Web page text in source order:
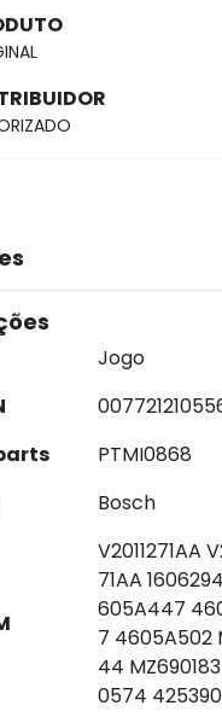
Jogo
PTMI0868
Bosch
V2011271AA
71AA
605A447
7 4605A502
44
0574